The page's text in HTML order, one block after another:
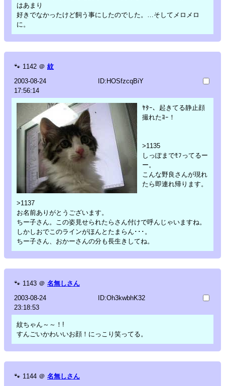
はあまり
好きでなかったけど飼う事にしたのでした。…そしてメロメロ
に。
🐾 1142 ＠ 紋
2003-08-24
17:56:14
ID:HOSfzcqBiY
ﾔﾀｰ、起きてる静止顔
撮れたﾖｰ！
>1135
しっぽまでﾓﾌってるー
ー。
こんな野良さんが現れ
たら即連れ帰ります。
>1137
お名前ありがとうございます。
ちー子さん。この姿見せられたらさん付けで呼んじゃいますね。
しかしおでこのラインがほんとたまらん･･･。
ちー子さん、おかーさんの分も長生きしてね。
🐾 1143 ＠ 名無しさん
2003-08-24
23:18:53
ID:Oh3kwbhK32
紋ちゃん～～！!
すんごいかわいいお顔！にっこり笑ってる。
🐾 1144 ＠ 名無しさん